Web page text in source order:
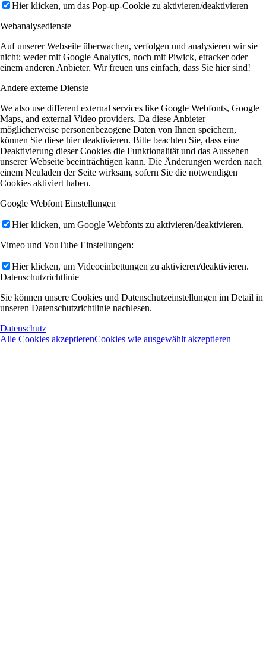
Hier klicken, um das Pop-up-Cookie zu aktivieren/deaktivieren
Webanalysedienste
Auf unserer Webseite überwachen, verfolgen und analysieren wir sie
nicht; weder mit Google Analytics, noch mit Piwick, etracker oder
einem anderen Anbieter. Wir freuen uns einfach, dass Sie hier sind!
Andere externe Dienste
We also use different external services like Google Webfonts, Google
Maps, and external Video providers. Da diese Anbieter
möglicherweise personenbezogene Daten von Ihnen speichern,
können Sie diese hier deaktivieren. Bitte beachten Sie, dass eine
Deaktivierung dieser Cookies die Funktionalität und das Aussehen
unserer Webseite beeinträchtigen kann. Die Änderungen werden nach
einem Neuladen der Seite wirksam, sofern Sie die notwendigen
Cookies aktiviert haben.
Google Webfont Einstellungen
Hier klicken, um Google Webfonts zu aktivieren/deaktivieren.
Vimeo und YouTube Einstellungen:
Hier klicken, um Videoeinbettungen zu aktivieren/deaktivieren.
Datenschutzrichtlinie
Sie können unsere Cookies und Datenschutzeinstellungen im Detail in
unseren Datenschutzrichtlinie nachlesen.
Datenschutz
Alle Cookies akzeptierenCookies wie ausgewählt akzeptieren